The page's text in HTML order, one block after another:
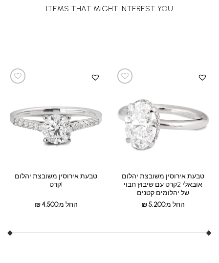
ITEMS THAT MIGHT INTEREST YOU
טבעת אירוסין משובצת יהלום
אובאלי 2קרט עם שיבוץ חבוי
של יהלומים קטנים
החל מ:
₪5,200
טבעת אירוסין משובצת יהלום
1קרט
החל מ: ₪4,500